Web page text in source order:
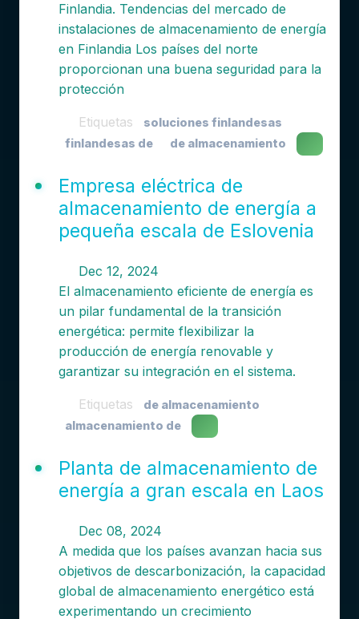
Finlandia. Tendencias del mercado de
instalaciones de almacenamiento de energía
en Finlandia Los países del norte
proporcionan una buena seguridad para la
protección
Etiquetas
soluciones finlandesas
finlandesas de
de almacenamiento
Empresa eléctrica de
almacenamiento de energía a
pequeña escala de Eslovenia
Dec 12, 2024
El almacenamiento eficiente de energía es
un pilar fundamental de la transición
energética: permite flexibilizar la
producción de energía renovable y
garantizar su integración en el sistema.
Etiquetas
de almacenamiento
almacenamiento de
Planta de almacenamiento de
energía a gran escala en Laos
Dec 08, 2024
A medida que los países avanzan hacia sus
objetivos de descarbonización, la capacidad
global de almacenamiento energético está
experimentando un crecimiento